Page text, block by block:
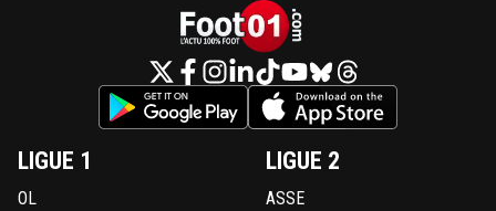
LIGUE 1
OL
LIGUE 2
ASSE